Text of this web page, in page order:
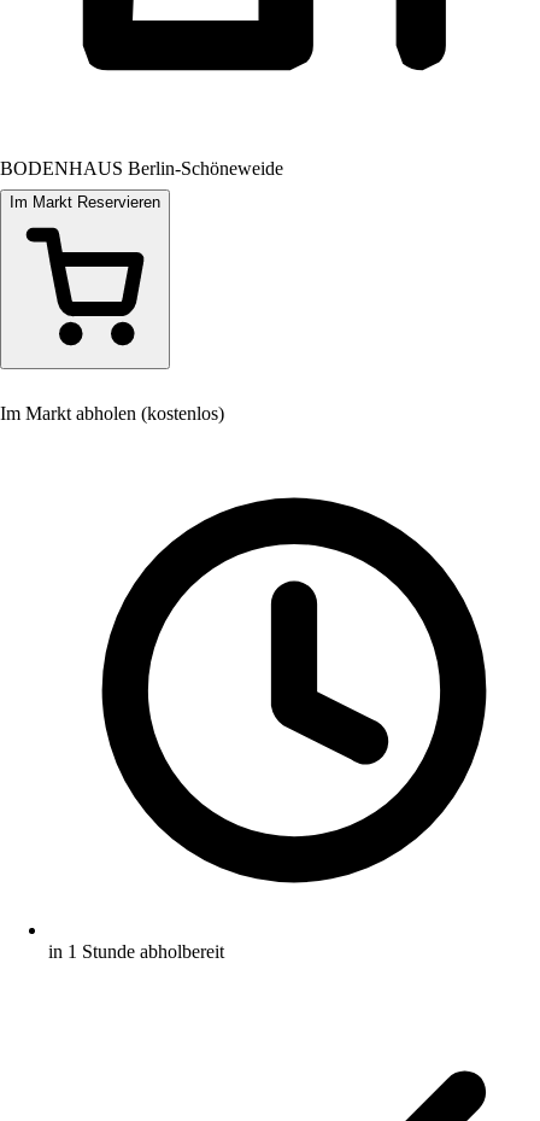
BODENHAUS Berlin-Schöneweide
Im Markt Reservieren
Im Markt abholen (kostenlos)
in 1 Stunde abholbereit